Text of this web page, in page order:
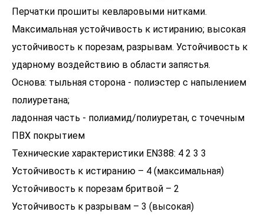
Перчатки прошиты кевларовыми нитками.
Максимальная устойчивость к истиранию; высокая
устойчивость к порезам, разрывам. Устойчивость к
ударному воздействию в области запястья.
Основа: тыльная сторона - полиэстер с напылением
полиуретана;
ладонная часть - полиамид/полиуретан, с точечным
ПВХ покрытием
Технические характеристики EN388: 4 2 3 3
Устойчивость к истиранию – 4 (максимальная)
Устойчивость к порезам бритвой – 2
Устойчивость к разрывам – 3 (высокая)